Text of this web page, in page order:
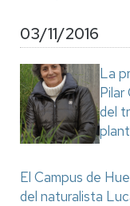
03/11/2016
La
del
El Campus de
del naturalista